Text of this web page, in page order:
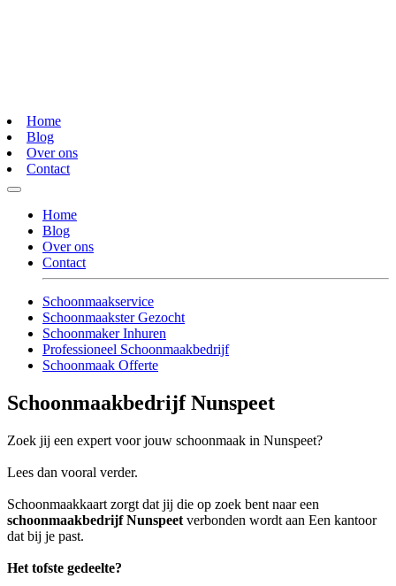
Home
Blog
Over ons
Contact
Home
Blog
Over ons
Contact
Schoonmaakservice
Schoonmaakster Gezocht
Schoonmaker Inhuren
Professioneel Schoonmaakbedrijf
Schoonmaak Offerte
Schoonmaakbedrijf Nunspeet
Zoek jij een expert voor jouw schoonmaak in Nunspeet?
Lees dan vooral verder.
Schoonmaakkaart zorgt dat jij die op zoek bent naar een
schoonmaakbedrijf Nunspeet verbonden wordt aan Een kantoor
dat bij je past.
Het tofste gedeelte?